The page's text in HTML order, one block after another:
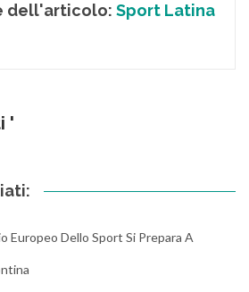
dell'articolo: Sport Latina
'
Europeo Dello Sport Si Prepara A